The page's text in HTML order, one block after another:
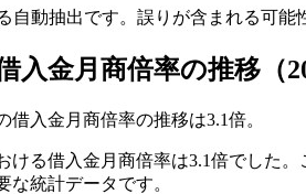
自動抽出です。誤りが含まれる可能
入金月商倍率の推移（
借入金月商倍率の推移は3.1倍。
ける借入金月商倍率は3.1倍でした
な統計データです。